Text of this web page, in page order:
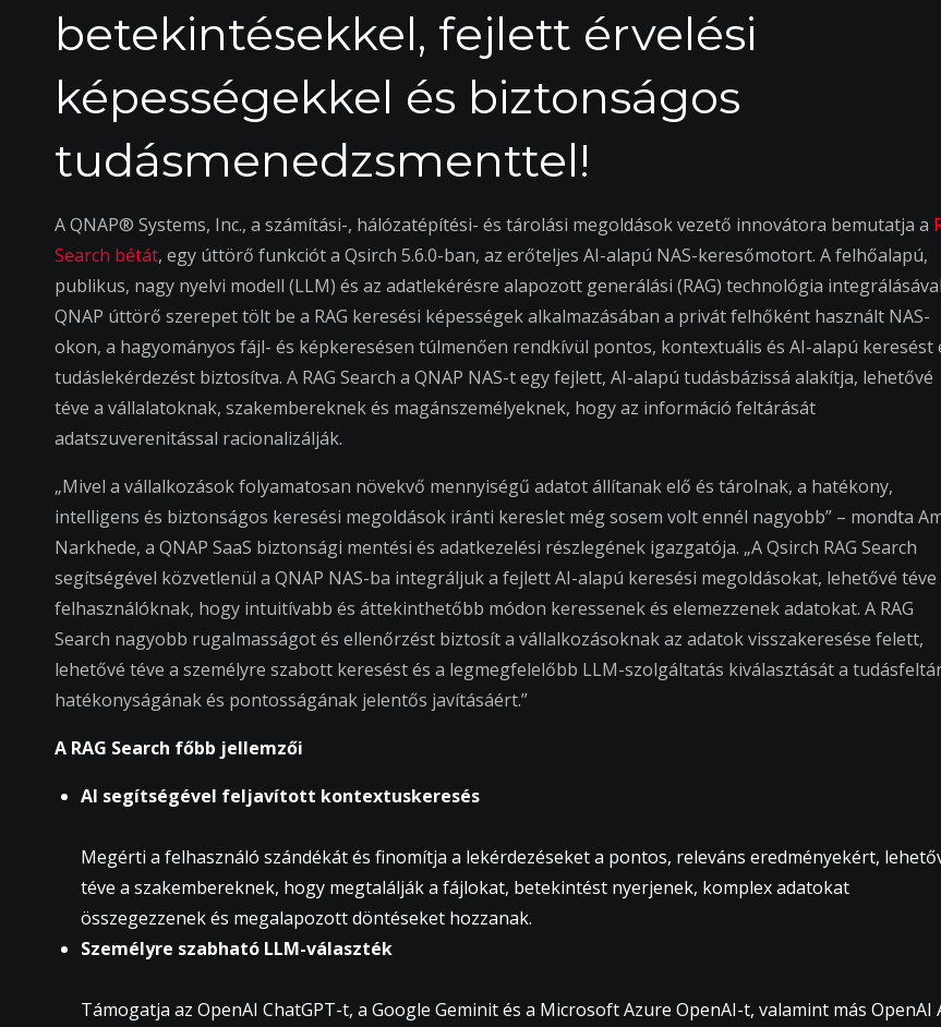
betekintésekkel, fejlett érvelési
képességekkel és biztonságos
tudásmenedzsmenttel!
A QNAP® Systems, Inc., a számítási-, hálózatépítési- és tárolási megoldások vezető innovátora bemutatja a
Search bétát, egy úttörő funkciót a Qsirch 5.6.0-ban, az erőteljes AI-alapú NAS-keresőmotort. A felhőalapú,
publikus, nagy nyelvi modell (LLM) és az adatlekérésre alapozott generálási (RAG) technológia
QNAP úttörő szerepet tölt be a RAG keresési képességek alkalmazásában a privát felhőként használt NAS-
okon, a hagyományos fájl- és képkeresésen túlmenően rendkívül pontos, kontextuális és AI-alapú keresést
tudáslekérdezést biztosítva. A RAG Search a QNAP NAS-t egy fejlett, AI-alapú tudásbázissá alakítja, lehetővé
téve a vállalatoknak, szakembereknek és magánszemélyeknek, hogy az információ feltárását
adatszuverenitással racionalizálják.
„Mivel a vállalkozások folyamatosan növekvő mennyiségű adatot állítanak elő és tárolnak, a hatékony,
intelligens és biztonságos keresési megoldások iránti kereslet még sosem volt ennél nagyobb” – mondta
Narkhede, a QNAP SaaS biztonsági mentési és adatkezelési részlegének igazgatója. „A Qsirch RAG Search
segítségével közvetlenül a QNAP NAS-ba integráljuk a fejlett AI-alapú keresési megoldásokat, lehetővé téve
felhasználóknak, hogy intuitívabb és áttekinthetőbb módon keressenek és elemezzenek adatokat. A RAG
Search nagyobb rugalmasságot és ellenőrzést biztosít a vállalkozásoknak az adatok visszakeresése felett,
lehetővé téve a személyre szabott keresést és a legmegfelelőbb LLM-szolgáltatás kiválasztását a
hatékonyságának és pontosságának jelentős javításáért.”
A RAG Search főbb jellemzői
AI segítségével feljavított kontextuskeresés
Megérti a felhasználó szándékát és finomítja a lekérdezéseket a pontos, releváns eredményekért,
téve a szakembereknek, hogy megtalálják a fájlokat, betekintést nyerjenek, komplex adatokat
összegezzenek és megalapozott döntéseket hozzanak.
Személyre szabható LLM-választék
Támogatja az OpenAI ChatGPT-t, a Google Geminit és a Microsoft Azure OpenAI-t, valamint más OpenAI